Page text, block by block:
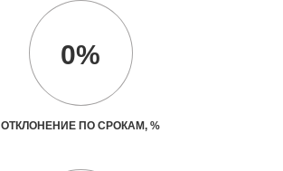
0%
ОТКЛОНЕНИЕ ПО СРОКАМ, %